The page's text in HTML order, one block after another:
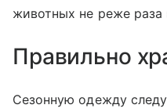
животных не реже раза
Правильно
Сезонную одежду